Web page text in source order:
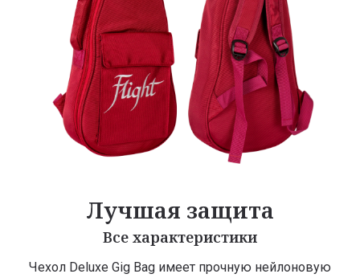
Лучшая защита
Все характеристики
Чехол Deluxe Gig Bag имеет прочную нейлоновую